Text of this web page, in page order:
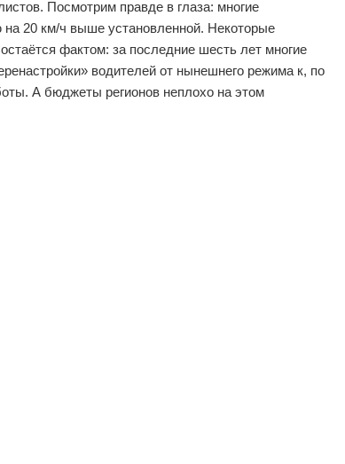
Посмотрим правде в глаза: многие
на 20 км/ч выше установленной. Некоторые
фактом: за последние шесть лет многие
водителей от нынешнего режима к, по
А бюджеты регионов неплохо на этом